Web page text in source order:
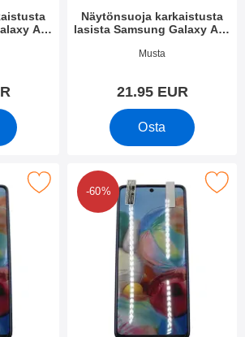
A71
Näytönsuoja karkaistusta
lasista Samsung Galaxy A71
Tuote.nro 35385
Musta
21.95 EUR
Osta
Galaxy A71 (A715F/DS) suosikiksi
-60%
kappaleen näytönsuojakalvopakett